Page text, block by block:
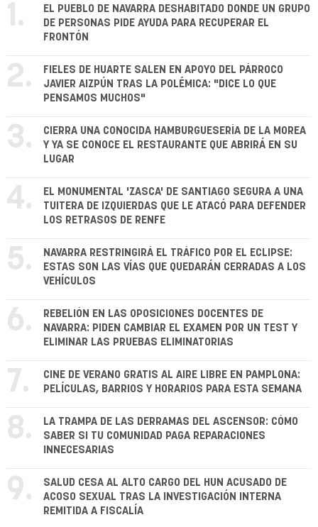
1.
EL PUEBLO DE NAVARRA DESHABITADO DONDE UN GRUPO
DE PERSONAS PIDE AYUDA PARA RECUPERAR EL
FRONTÓN
2.
FIELES DE HUARTE SALEN EN APOYO DEL PÁRROCO
JAVIER AIZPÚN TRAS LA POLÉMICA: "DICE LO QUE
PENSAMOS MUCHOS"
3.
CIERRA UNA CONOCIDA HAMBURGUESERÍA DE LA MOREA
Y YA SE CONOCE EL RESTAURANTE QUE ABRIRÁ EN SU
LUGAR
4.
EL MONUMENTAL 'ZASCA' DE SANTIAGO SEGURA A UNA
TUITERA DE IZQUIERDAS QUE LE ATACÓ PARA DEFENDER
LOS RETRASOS DE RENFE
5.
NAVARRA RESTRINGIRÁ EL TRÁFICO POR EL ECLIPSE:
ESTAS SON LAS VÍAS QUE QUEDARÁN CERRADAS A LOS
VEHÍCULOS
6.
REBELIÓN EN LAS OPOSICIONES DOCENTES DE
NAVARRA: PIDEN CAMBIAR EL EXAMEN POR UN TEST Y
ELIMINAR LAS PRUEBAS ELIMINATORIAS
7.
CINE DE VERANO GRATIS AL AIRE LIBRE EN PAMPLONA:
PELÍCULAS, BARRIOS Y HORARIOS PARA ESTA SEMANA
8.
LA TRAMPA DE LAS DERRAMAS DEL ASCENSOR: CÓMO
SABER SI TU COMUNIDAD PAGA REPARACIONES
INNECESARIAS
9.
SALUD CESA AL ALTO CARGO DEL HUN ACUSADO DE
ACOSO SEXUAL TRAS LA INVESTIGACIÓN INTERNA
REMITIDA A FISCALÍA